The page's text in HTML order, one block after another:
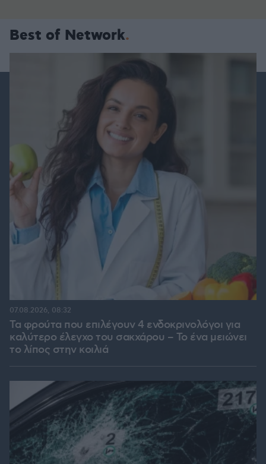
Best of Network
Τα φρούτα που επιλέγουν 4 ενδοκρινολόγοι για
καλύτερο έλεγχο του σακχάρου – Το ένα μειώνει
το λίπος στην κοιλιά
07.08.2026, 08:32